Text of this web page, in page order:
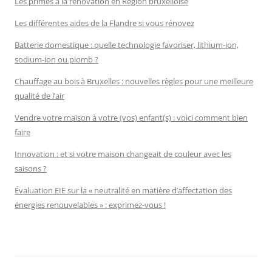
Les différentes aides de la Flandre si vous rénovez
Batterie domestique : quelle technologie favoriser, lithium-ion,
sodium-ion ou plomb ?
Chauffage au bois à Bruxelles : nouvelles règles pour une meilleure
qualité de l’air
Vendre votre maison à votre (vos) enfant(s) : voici comment bien
faire
Innovation : et si votre maison changeait de couleur avec les
saisons ?
Évaluation EIE sur la « neutralité en matière d’affectation des
énergies renouvelables » : exprimez-vous !